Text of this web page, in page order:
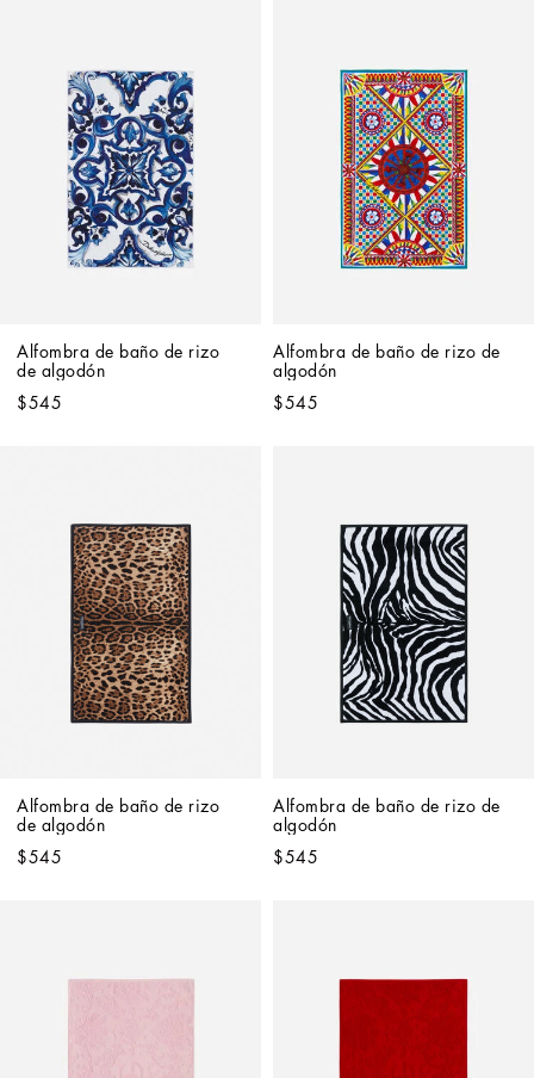
Alfombra de baño de rizo
de algodón
$545
Alfombra de baño de rizo de
algodón
$545
Alfombra de baño de rizo
de algodón
$545
Alfombra de baño de rizo de
algodón
$545